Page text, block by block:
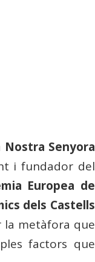
Nostra Senyora
i fundador del
Europea de
dels Castells
la metàfora que
factors que